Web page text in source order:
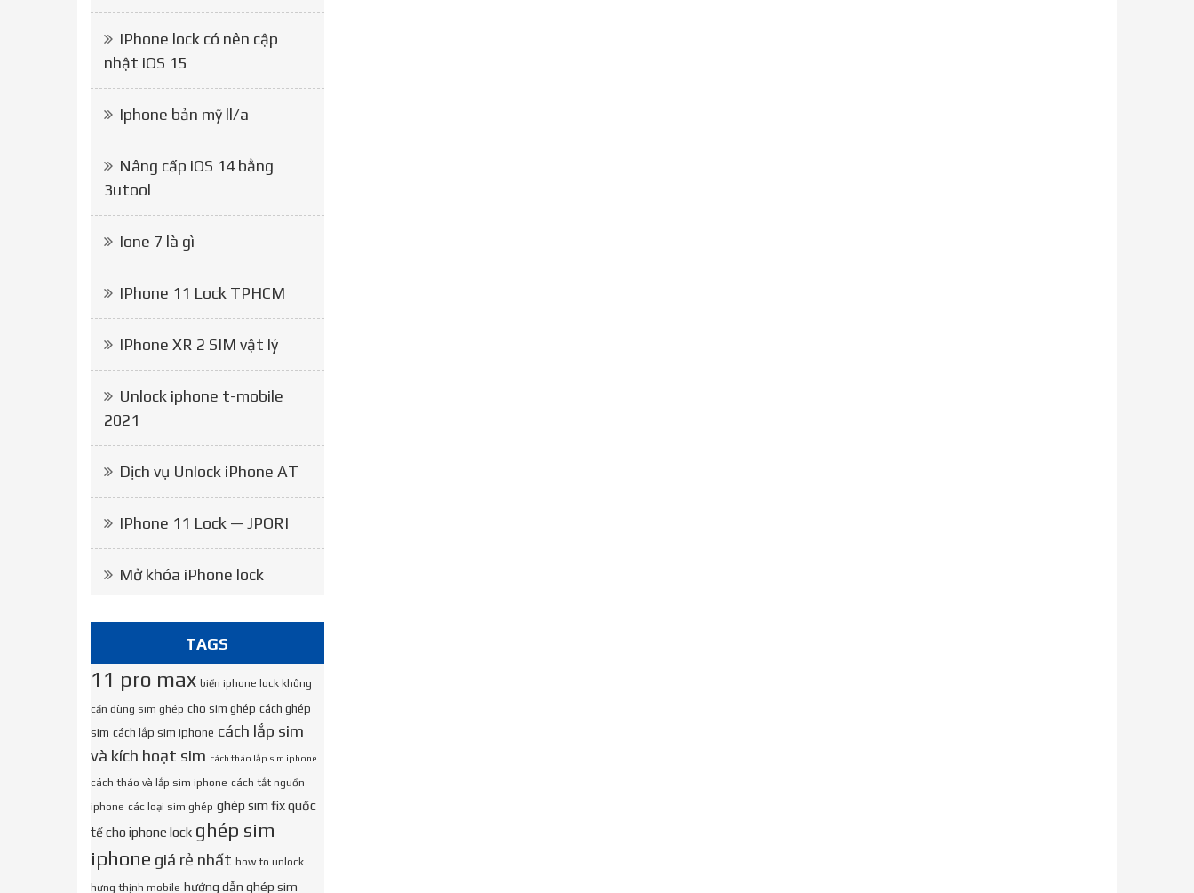
IPhone lock có nên cập
nhật iOS 15
Iphone bản mỹ ll/a
Nâng cấp iOS 14 bằng
3utool
Ione 7 là gì
IPhone 11 Lock TPHCM
IPhone XR 2 SIM vật lý
Unlock iphone t-mobile
2021
Dịch vụ Unlock iPhone AT
IPhone 11 Lock — JPORI
Mở khóa iPhone lock
TAGS
11 pro max biến iphone lock không
cần dùng sim ghép cho sim ghép cách ghép
sim cách lắp sim iphone cách lắp sim
và kích hoạt sim cách tháo lắp sim iphone
cách tháo và lắp sim iphone cách tắt nguồn
iphone các loại sim ghép ghép sim fix quốc
tế cho iphone lock ghép sim
iphone giá rẻ nhất how to unlock
hưng thịnh mobile hướng dẫn ghép sim